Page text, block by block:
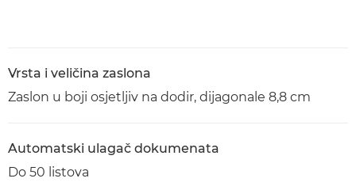
Vrsta i veličina zaslona
Zaslon u boji osjetljiv na dodir, dijagonale 8,8 cm
Automatski ulagač dokumenata
Do 50 listova